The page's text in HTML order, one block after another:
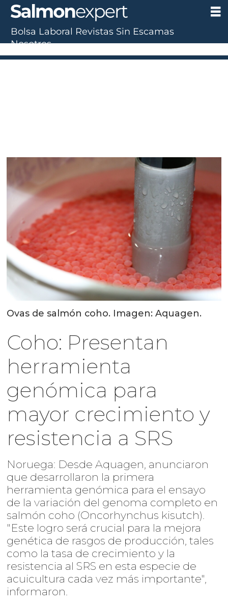
Ovas de salmón coho. Imagen: Aquagen.
Coho: Presentan
herramienta
genómica para
mayor crecimiento y
resistencia a SRS
Noruega: Desde Aquagen, anunciaron
que desarrollaron la primera
herramienta genómica para el ensayo
de la variación del genoma completo en
salmón coho (Oncorhynchus kisutch).
"Este logro será crucial para la mejora
genética de rasgos de producción, tales
como la tasa de crecimiento y la
resistencia al SRS en esta especie de
acuicultura cada vez más importante",
informaron.
Bolsa Laboral Revistas Sin Escamas
Nosotros